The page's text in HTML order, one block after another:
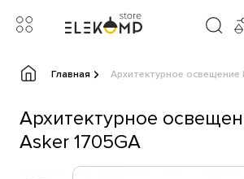
Главная Архитектурное освещение
Архитектурное
Asker 1705GA